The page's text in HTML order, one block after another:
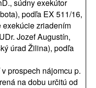
súdny exekútor
podľa EX 511/16,
exekúcie zriadením
Jozef Augustín,
úrad Žilina), podľa
prospech nájomcu p.
na dobu určitú od